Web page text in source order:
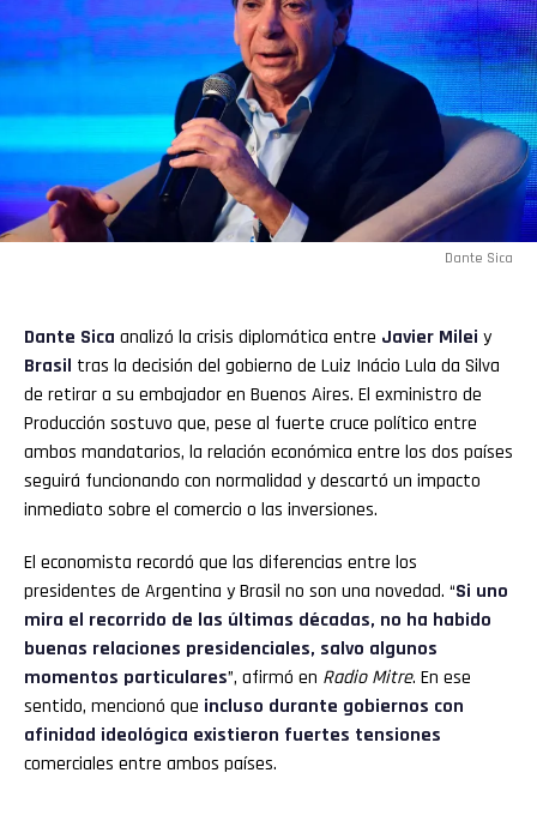
Dante Sica
Dante Sica analizó la crisis diplomática entre Javier Milei y
Brasil tras la decisión del gobierno de Luiz Inácio Lula da Silva
de retirar a su embajador en Buenos Aires. El exministro de
Producción sostuvo que, pese al fuerte cruce político entre
ambos mandatarios, la relación económica entre los dos países
seguirá funcionando con normalidad y descartó un impacto
inmediato sobre el comercio o las inversiones.
El economista recordó que las diferencias entre los
presidentes de Argentina y Brasil no son una novedad. “Si uno
mira el recorrido de las últimas décadas, no ha habido
buenas relaciones presidenciales, salvo algunos
momentos particulares”, afirmó en Radio Mitre. En ese
sentido, mencionó que incluso durante gobiernos con
afinidad ideológica existieron fuertes tensiones
comerciales entre ambos países.